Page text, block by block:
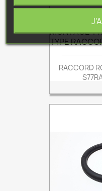
MONTAGE
TYPE
RACCORD